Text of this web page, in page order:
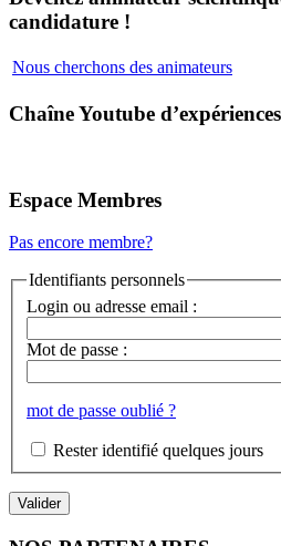
candidature !
Nous cherchons des animateurs
Chaîne Youtube d’expériences
Espace Membres
Pas encore membre?
Identifiants personnels
Login ou adresse email :
Mot de passe :
mot de passe oublié ?
Rester identifié quelques jours